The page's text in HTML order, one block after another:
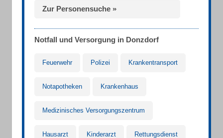
Zur Personensuche »
Notfall und Versorgung in Donzdorf
Feuerwehr Polizei Krankentransport
Notapotheken Krankenhaus
Medizinisches Versorgungszentrum
Hausarzt Kinderarzt Rettungsdienst